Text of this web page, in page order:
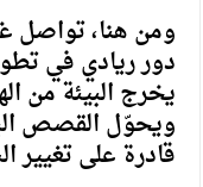
دور ريادي في
يخرج البيئة من
ويحوّل القصص
قادرة على تغيير